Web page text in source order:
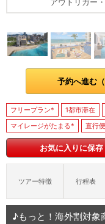
アウトリガー
予約へ進む
フリープラン* 1都市滞在
マイレージがたまる*
直行
お気に入りに保存
ツアー特徴 行程表
♪もっと！海外割対象